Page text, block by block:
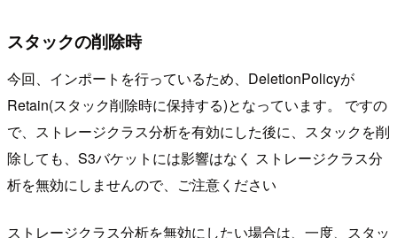
スタックの削除時
今回、インポートを行っているため、DeletionPolicyが
Retain(スタック削除時に保持する)となっています。 ですの
で、ストレージクラス分析を有効にした後に、スタックを削
除しても、S3バケットには影響はなく ストレージクラス分
析を無効にしませんので、ご注意ください
ストレージクラス分析を無効にしたい場合は、一度、スタッ